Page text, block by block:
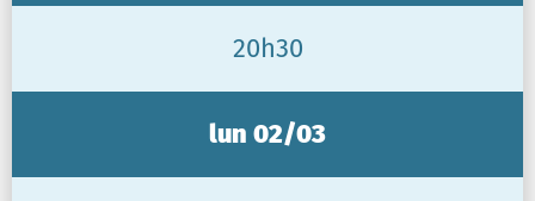
20h30
lun 02/03